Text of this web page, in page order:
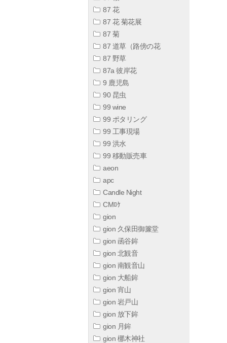
87 花
87 花 菊花展
87 菊
87 道草（路傍の花
87 野草
87a 彼岸花
9 鹿児島
90 昆虫
99 wine
99 ポタリング
99 工事現場
99 洪水
99 移動販売車
aeon
apc
Candle Night
CMﾛｹ
gion
gion 久保田御簾堂
gion 函谷鉾
gion 北観音
gion 南観音山
gion 大船鉾
gion 宵山
gion 岩戸山
gion 放下鉾
gion 月鉾
gion 梛木神社